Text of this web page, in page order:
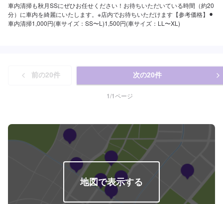
車内清掃も秋月SSにぜひお任せください！お待ちいただいている時間（約20
分）に車内を綺麗にいたします。※店内でお待ちいただけます【参考価格】⚫︎
車内清掃1,000円(車サイズ：SS〜L)1,500円(車サイズ：LL〜XL)
前の20件 次の20件
1/1ページ
地図で表示する